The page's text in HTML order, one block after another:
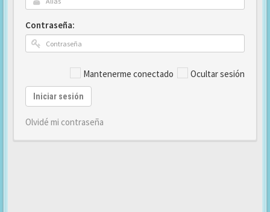
Contraseña:
Mantenerme conectado Ocultar sesión
Iniciar sesión
Olvidé mi contraseña